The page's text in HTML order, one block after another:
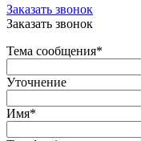
Заказать звонок
Заказать звонок
Тема сообщения*
Уточнение
Имя*